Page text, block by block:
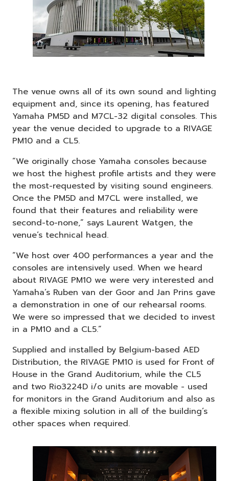
The venue owns all of its own sound and lighting
equipment and, since its opening, has featured
Yamaha PM5D and M7CL-32 digital consoles. This
year the venue decided to upgrade to a RIVAGE
PM10 and a CL5.
“We originally chose Yamaha consoles because
we host the highest profile artists and they were
the most-requested by visiting sound engineers.
Once the PM5D and M7CL were installed, we
found that their features and reliability were
second-to-none,” says Laurent Watgen, the
venue’s technical head.
“We host over 400 performances a year and the
consoles are intensively used. When we heard
about RIVAGE PM10 we were very interested and
Yamaha’s Ruben van der Goor and Jan Prins gave
a demonstration in one of our rehearsal rooms.
We were so impressed that we decided to invest
in a PM10 and a CL5.”
Supplied and installed by Belgium-based AED
Distribution, the RIVAGE PM10 is used for Front of
House in the Grand Auditorium, while the CL5
and two Rio3224D i/o units are movable - used
for monitors in the Grand Auditorium and also as
a flexible mixing solution in all of the building’s
other spaces when required.